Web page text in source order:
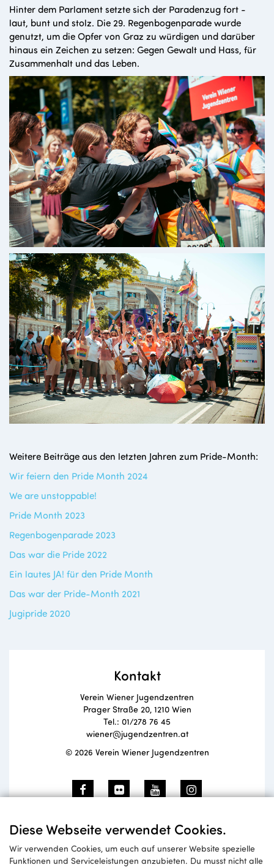
Diese Webseite verwendet Cookies.
Wir verwenden Cookies, um euch auf unserer Website spezielle
Funktionen und Serviceleistungen anzubieten. Du musst nicht alle
Hinter dem Parlament setzte sich der Paradenzug fort -
laut, bunt und stolz. Die 29. Regenbogenparade wurde
genutzt, um die Opfer von Graz zu würdigen und darüber
hinaus ein Zeichen zu setzen: Gegen Gewalt und Hass, für
Zusammenhalt und das Leben.
Weitere Beiträge aus den letzten Jahren zum Pride-Month:
Wir feiern den Pride Month 2024
We are unstoppable!
Pride Month 2023
Regenbogenparade 2023
Das war die Pride 2022
Ein lautes JA! für den Pride Month
Das war der Pride-Month 2021
Jugipride 2020
Kontakt
Verein Wiener Jugendzentren
Prager Straße 20, 1210 Wien
Tel.: 01/278 76 45
wiener@jugendzentren.at
© 2026 Verein Wiener Jugendzentren
Newsletteranmeldung